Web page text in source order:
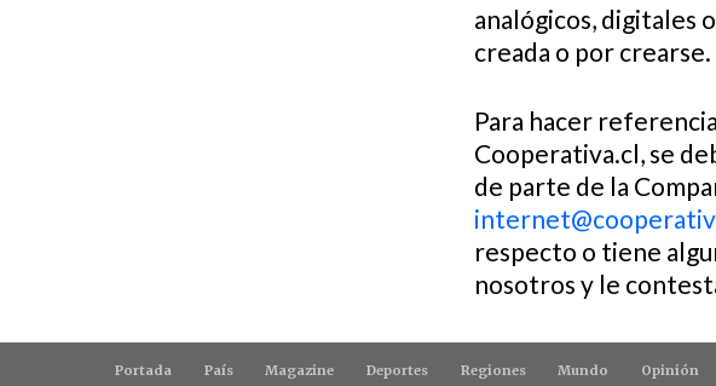
analógicos, digitales
creada o por crearse.
Para hacer
Cooperativa.cl, se
de parte de la
respecto o tiene
nosotros y le
Portada País Magazine Deportes Regiones Mundo Opinión